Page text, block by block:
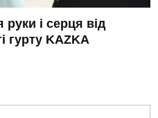
і серця від
гурту KAZKA